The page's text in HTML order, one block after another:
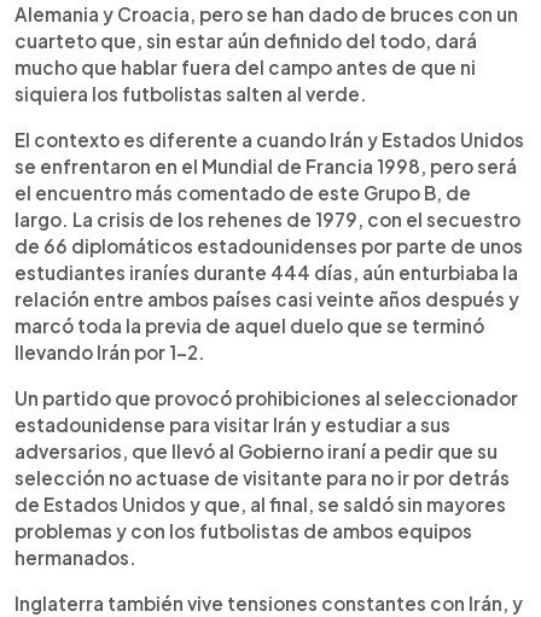
Alemania y Croacia, pero se han dado de bruces con un
cuarteto que, sin estar aún definido del todo, dará
mucho que hablar fuera del campo antes de que ni
siquiera los futbolistas salten al verde.
El contexto es diferente a cuando Irán y Estados Unidos
se enfrentaron en el Mundial de Francia 1998, pero será
el encuentro más comentado de este Grupo B, de
largo. La crisis de los rehenes de 1979, con el secuestro
de 66 diplomáticos estadounidenses por parte de unos
estudiantes iraníes durante 444 días, aún enturbiaba la
relación entre ambos países casi veinte años después y
marcó toda la previa de aquel duelo que se terminó
llevando Irán por 1-2.
Un partido que provocó prohibiciones al seleccionador
estadounidense para visitar Irán y estudiar a sus
adversarios, que llevó al Gobierno iraní a pedir que su
selección no actuase de visitante para no ir por detrás
de Estados Unidos y que, al final, se saldó sin mayores
problemas y con los futbolistas de ambos equipos
hermanados.
Inglaterra también vive tensiones constantes con Irán, y